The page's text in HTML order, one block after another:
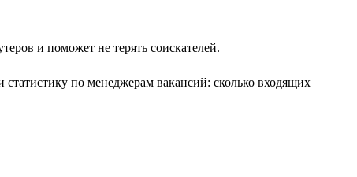
и поможет не терять соискателей.
по менеджерам вакансий: сколько входящих